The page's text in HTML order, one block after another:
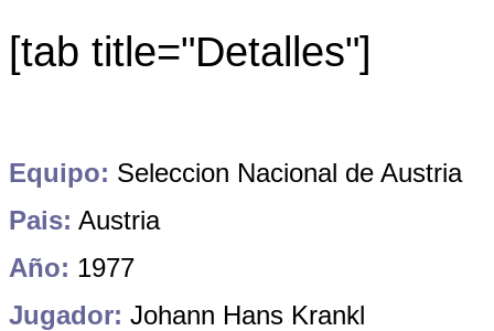
[tab title="Detalles"]
Equipo: Seleccion Nacional de Austria
Pais: Austria
Año: 1977
Jugador: Johann Hans Krankl